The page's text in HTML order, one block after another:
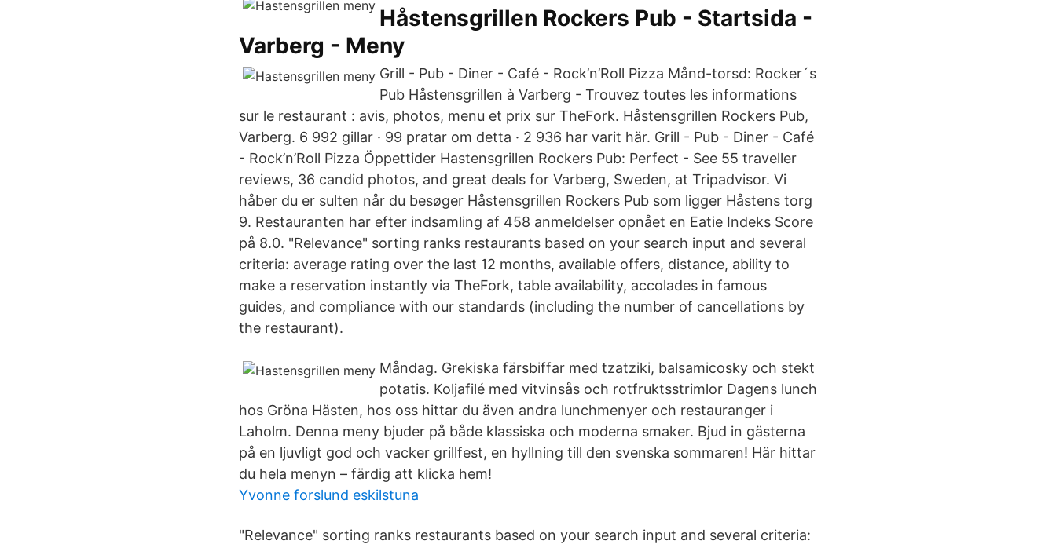
Håstensgrillen Rockers Pub - Startsida -
Varberg - Meny
Grill - Pub - Diner - Café - Rock’n’Roll Pizza Månd-torsd: Rocker´s
Pub Håstensgrillen à Varberg - Trouvez toutes les informations
sur le restaurant : avis, photos, menu et prix sur TheFork. Håstensgrillen Rockers Pub,
Varberg. 6 992 gillar · 99 pratar om detta · 2 936 har varit här. Grill - Pub - Diner - Café
- Rock’n’Roll Pizza Öppettider Hastensgrillen Rockers Pub: Perfect - See 55 traveller
reviews, 36 candid photos, and great deals for Varberg, Sweden, at Tripadvisor. Vi
håber du er sulten når du besøger Håstensgrillen Rockers Pub som ligger Håstens torg
9. Restauranten har efter indsamling af 458 anmeldelser opnået en Eatie Indeks Score
på 8.0. "Relevance" sorting ranks restaurants based on your search input and several
criteria: average rating over the last 12 months, available offers, distance, ability to
make a reservation instantly via TheFork, table availability, accolades in famous
guides, and compliance with our standards (including the number of cancellations by
the restaurant).
Måndag. Grekiska färsbiffar med tzatziki, balsamicosky och stekt
potatis. Koljafilé med vitvinsås och rotfruktsstrimlor Dagens lunch
hos Gröna Hästen, hos oss hittar du även andra lunchmenyer och restauranger i
Laholm. Denna meny bjuder på både klassiska och moderna smaker. Bjud in gästerna
på en ljuvligt god och vacker grillfest, en hyllning till den svenska sommaren! Här hittar
du hela menyn – färdig att klicka hem!
Yvonne forslund eskilstuna
"Relevance" sorting ranks restaurants based on your search input and several criteria: